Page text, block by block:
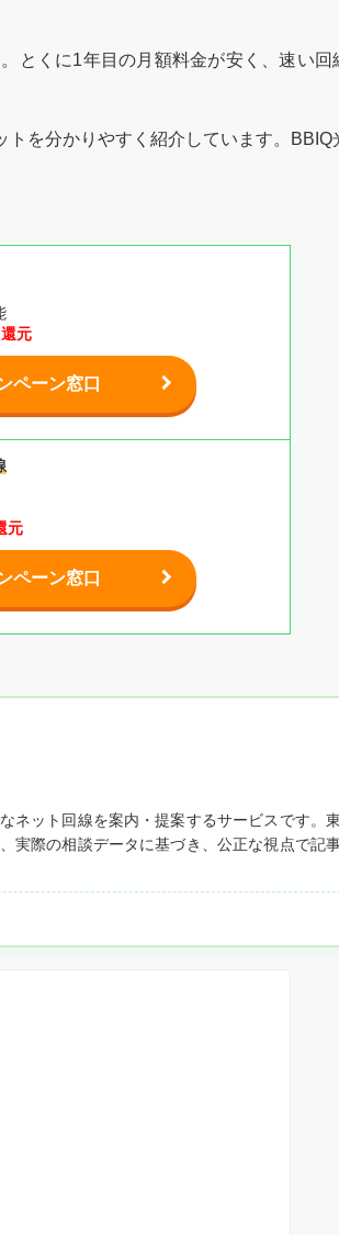
とくに1年目の月額料金が安く、速い回
を分かりやすく紹介しています。BBIQ
元
ペーン窓口
元
ペーン窓口
ネット回線を案内・提案するサービスです。東
実際の相談データに基づき、公正な視点で記